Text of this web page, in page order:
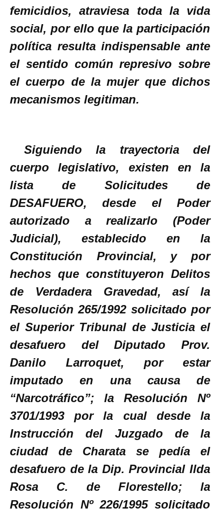
femicidios, atraviesa toda la vida
social, por ello que la participación
política resulta indispensable ante
el sentido común represivo sobre
el cuerpo de la mujer que dichos
mecanismos legitiman.
Siguiendo la trayectoria del
cuerpo legislativo, existen en la
lista de Solicitudes de
DESAFUERO, desde el Poder
autorizado a realizarlo (Poder
Judicial), establecido en la
Constitución Provincial, y por
hechos que constituyeron Delitos
de Verdadera Gravedad, así la
Resolución 265/1992 solicitado por
el Superior Tribunal de Justicia el
desafuero del Diputado Prov.
Danilo Larroquet, por estar
imputado en una causa de
“Narcotráfico”; la Resolución Nº
3701/1993 por la cual desde la
Instrucción del Juzgado de la
ciudad de Charata se pedía el
desafuero de la Dip. Provincial Ilda
Rosa C. de Florestello; la
Resolución Nº 226/1995 solicitado